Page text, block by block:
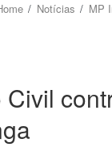
Notícias MP